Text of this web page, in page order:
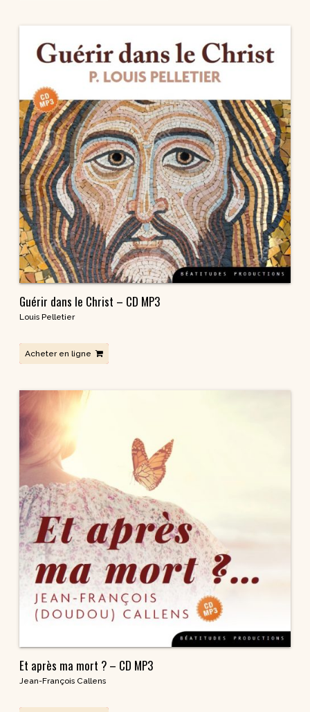
Guérir dans le Christ – CD MP3
Louis Pelletier
Acheter en ligne
Et après ma mort ? – CD MP3
Jean-François Callens